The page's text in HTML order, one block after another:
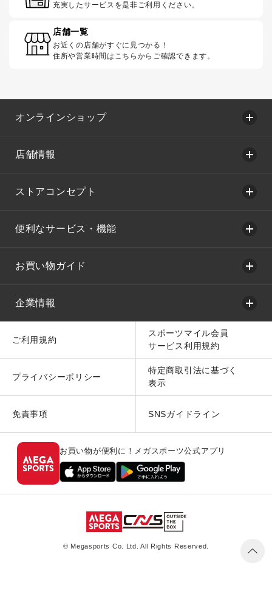
充実したサービスを是非ご利用ください。
店舗一覧
お近くの店舗がすぐに見つかる！
住所や営業時間はこちらからご確認できます。
オンラインショップ
店舗情報
ストアコンセプト
便利なサービス・機能
お買い物ガイド
企業情報
ご利用規約
スポーツマイル会員
サービス利用規約
プライバシーポリシー
特定商取引法に基づく
表示
免責事項 SNSガイドライン
お買い物が便利に！メガスポーツ公式アプリ
© Megasports Co. Ltd. All Rights Reserved.